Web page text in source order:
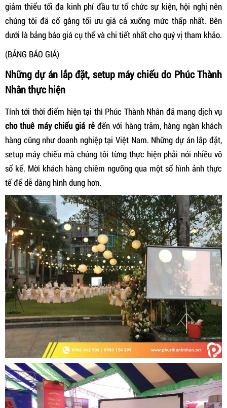
giảm thiểu tối đa kinh phí đầu tư tổ chức sự kiện, hội nghị nên
chúng tôi đã cố gắng tối ưu giá cả xuống mức thấp nhất. Bên
dưới là bảng báo giá cụ thể và chi tiết nhất cho quý vị tham khảo.
(BẢNG BÁO GIÁ)
Những dự án lắp đặt, setup máy chiếu do Phúc Thành
Nhân thực hiện
Tính tới thời điểm hiện tại thì Phúc Thành Nhân đã mang dịch vụ
cho thuê máy chiếu giá rẻ đến với hàng trăm, hàng ngàn khách
hàng cũng như doanh nghiệp tại Việt Nam. Những dự án lắp đặt,
setup máy chiếu mà chúng tôi từng thực hiện phải nói nhiều vô
số kể. Mời khách hàng chiêm ngưỡng qua một số hình ảnh thực
tế để dễ dàng hình dung hơn.